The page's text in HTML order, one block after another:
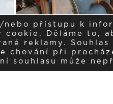
nebo přístupu k
cookie. Děláme to,
reklamy.
chování při
souhlasu může